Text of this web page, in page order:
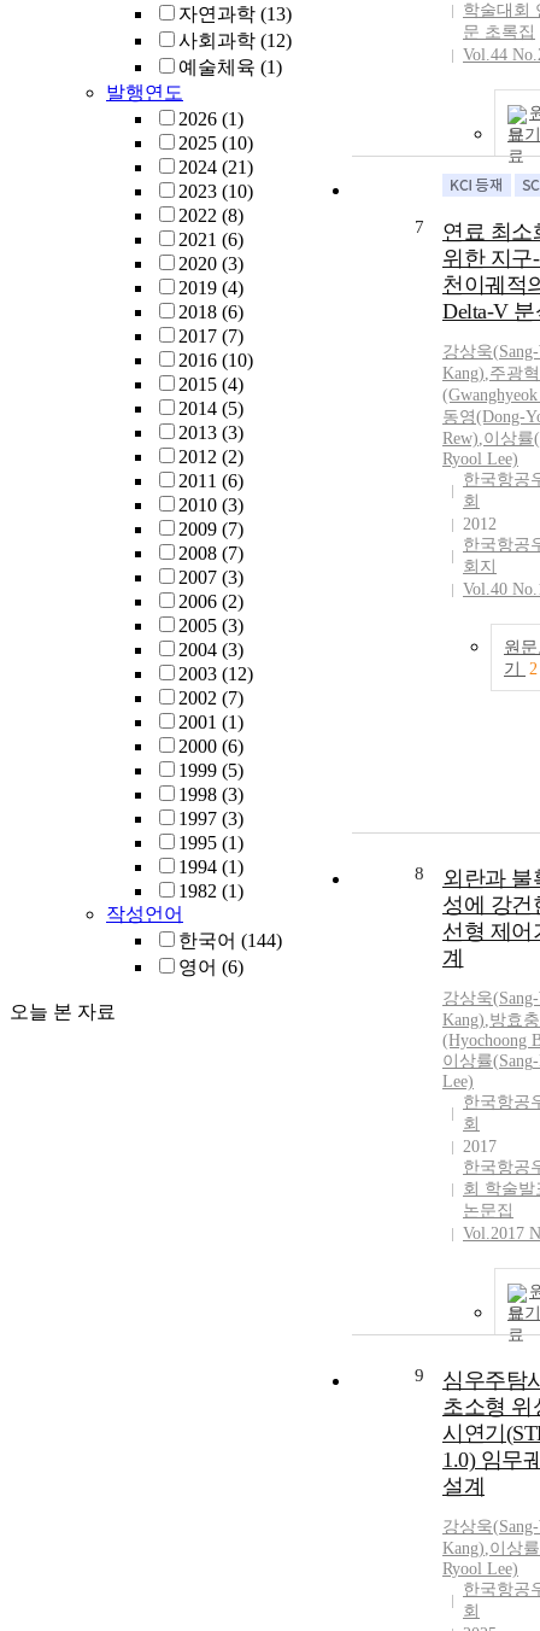
자연과학 (13)
사회과학 (12)
예술체육 (1)
발행연도
2026 (1)
2025 (10)
2024 (21)
2023 (10)
2022 (8)
2021 (6)
2020 (3)
2019 (4)
2018 (6)
2017 (7)
2016 (10)
2015 (4)
2014 (5)
2013 (3)
2012 (2)
2011 (6)
2010 (3)
2009 (7)
2008 (7)
2007 (3)
2006 (2)
2005 (3)
2004 (3)
2003 (12)
2002 (7)
2001 (1)
2000 (6)
1999 (5)
1998 (3)
1997 (3)
1995 (1)
1994 (1)
1982 (1)
작성언어
한국어 (144)
영어 (6)
오늘 본 자료
학술대회
문 초록집
Vol.44
보기
7
연료 최소
위한 지구
천이궤적
Delta-V 분
강상욱(
Kang),주광혁
동영(Dong-
Rew),이상률(
Ryool Lee)
한국항공
회
2012
한국항공
회지
Vol.40
원
기
2
8
외란과 불
성에 강건
선형 제어
계
강상욱(
Kang),방효충
(Hyochoong
이상률(Sang
Lee)
한국항공
회
2017
한국항공
회 학술발
논문집
Vol.2017
보기
9
심우주탐
초소형 위
시연기
1.0) 임무
설계
강상욱(
Kang),이상
Ryool Lee)
한국항공
회